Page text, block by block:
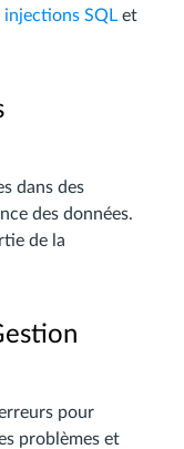
injections SQL et
dans des
des données.
de la
pour
problèmes et